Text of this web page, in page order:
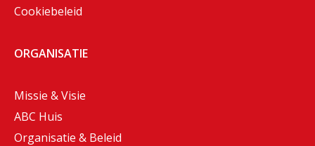
Cookiebeleid
ORGANISATIE
Missie & Visie
ABC Huis
Organisatie & Beleid